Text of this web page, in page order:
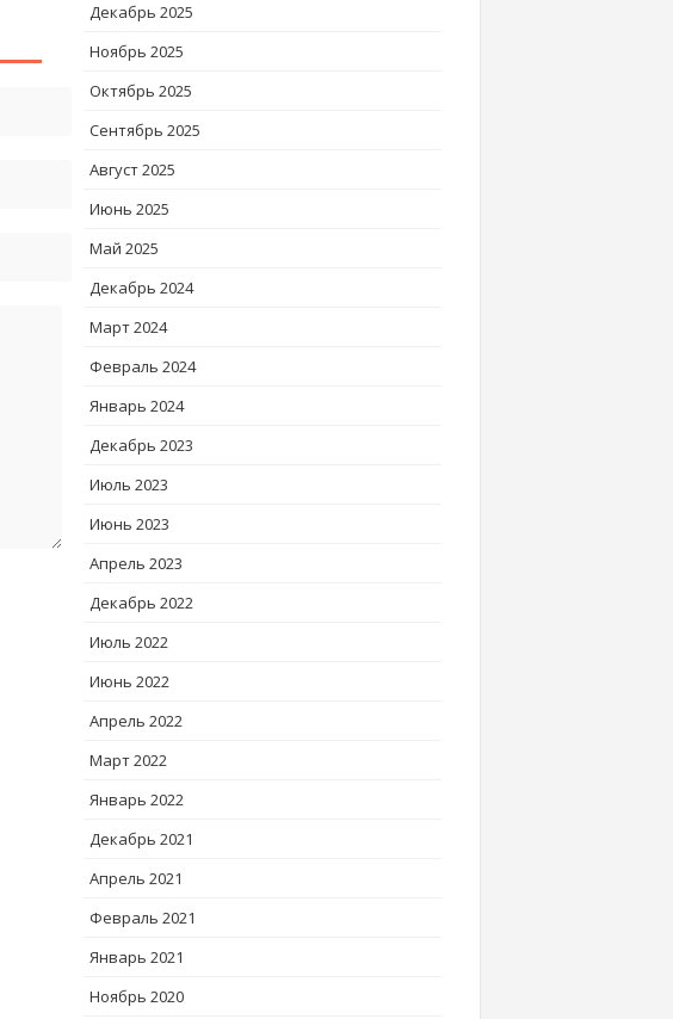
Декабрь 2025
Ноябрь 2025
Октябрь 2025
Сентябрь 2025
Август 2025
Июнь 2025
Май 2025
Декабрь 2024
Март 2024
Февраль 2024
Январь 2024
Декабрь 2023
Июль 2023
Июнь 2023
Апрель 2023
Декабрь 2022
Июль 2022
Июнь 2022
Апрель 2022
Март 2022
Январь 2022
Декабрь 2021
Апрель 2021
Февраль 2021
Январь 2021
Ноябрь 2020